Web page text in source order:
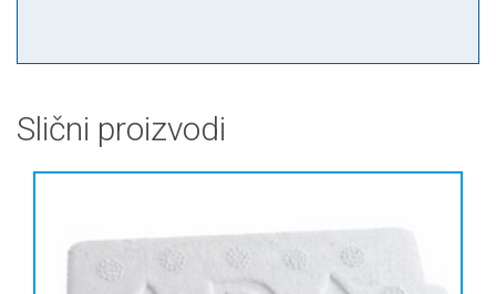
Slični proizvodi